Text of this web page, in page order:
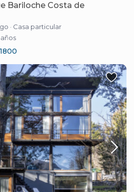
Bariloche Costa de
· Casa particular